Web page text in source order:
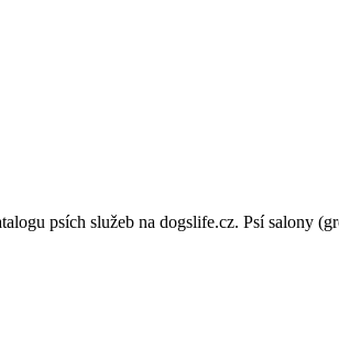
psích služeb na dogslife.cz. Psí salony